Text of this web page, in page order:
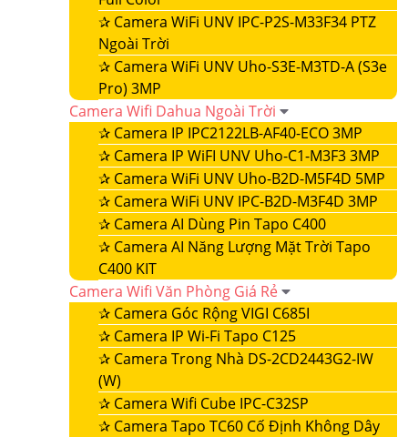
✰ Camera WiFi UNV IPC-P2S-M33F34 PTZ
Ngoài Trời
✰ Camera WiFi UNV Uho-S3E-M3TD-A (S3e
Pro) 3MP
Camera Wifi Dahua Ngoài Trời
✰ Camera IP IPC2122LB-AF40-ECO 3MP
✰ Camera IP WiFI UNV Uho-C1-M3F3 3MP
✰ Camera WiFi UNV Uho-B2D-M5F4D 5MP
✰ Camera WiFi UNV IPC-B2D-M3F4D 3MP
✰ Camera AI Dùng Pin Tapo C400
✰ Camera AI Năng Lượng Mặt Trời Tapo
C400 KIT
Camera Wifi Văn Phòng Giá Rẻ
✰ Camera Góc Rộng VIGI C685I
✰ Camera IP Wi-Fi Tapo C125
✰ Camera Trong Nhà DS-2CD2443G2-IW
(W)
✰ Camera Wifi Cube IPC-C32SP
✰ Camera Tapo TC60 Cố Định Không Dây